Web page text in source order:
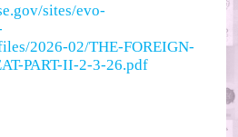
sites/evo-
2026-02/THE-FOREIGN-
PART-II-2-3-26.pdf